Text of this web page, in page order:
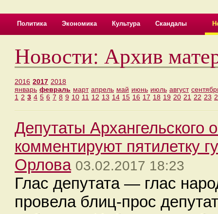
Политика Экономика Культура Скандалы
Новости: Архив
2016 2017 2018
январь февраль март апрель май июнь июль август
1 2 3 4 5 6 7 8 9 10 11 12 13 14 15 16 17 18 19 20 21 22 23
Депутаты Архангельского
комментируют пятилетку
Орлова 03.02.2017 18:23
Глас депутата — глас
провела блиц-прос